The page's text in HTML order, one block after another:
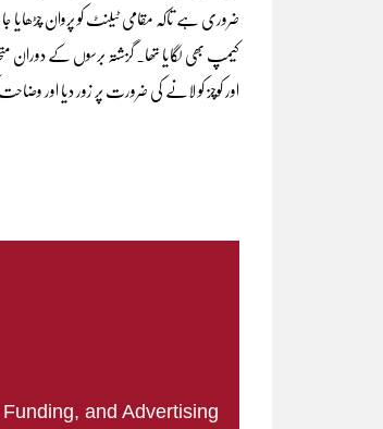
کیمپ بھی لگایا تھا۔ گزشتہ برسوں کے
اور کوچز کو لانے کی ضرورت پر زور دیا
and Advertising